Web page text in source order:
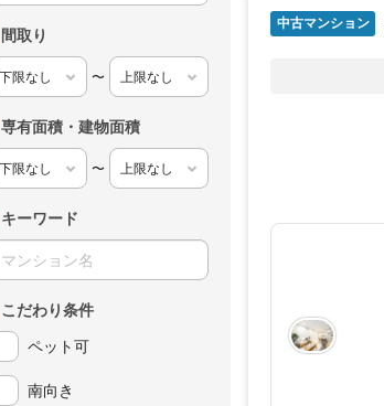
間取り
〜
専有面積・建物面積
〜
キーワード
こだわり条件
ペット可
南向き
中古マンション